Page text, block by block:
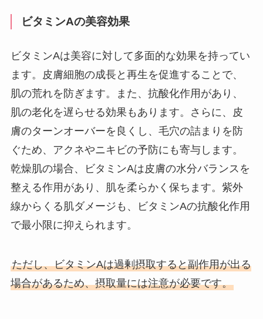
ビタミンAの美容効果
ビタミンAは美容に対して多面的な効果を持ってい
ます。皮膚細胞の成長と再生を促進することで、
肌の荒れを防ぎます。また、抗酸化作用があり、
肌の老化を遅らせる効果もあります。さらに、皮
膚のターンオーバーを良くし、毛穴の詰まりを防
ぐため、アクネやニキビの予防にも寄与します。
乾燥肌の場合、ビタミンAは皮膚の水分バランスを
整える作用があり、肌を柔らかく保ちます。紫外
線からくる肌ダメージも、ビタミンAの抗酸化作用
で最小限に抑えられます。
ただし、ビタミンAは過剰摂取すると副作用が出る
場合があるため、摂取量には注意が必要です。